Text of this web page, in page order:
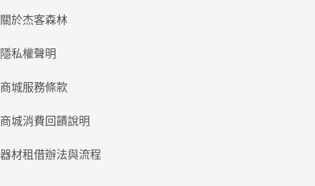
關於杰客森林
隱私權聲明
商城服務條款
商城消費回饋說明
器材租借辦法與流程